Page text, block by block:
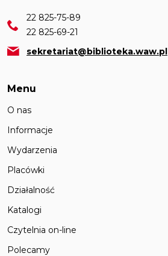
22 825-75-89
22 825-69-21
sekretariat@biblioteka.waw.pl
Menu
O nas
Informacje
Wydarzenia
Placówki
Działalność
Katalogi
Czytelnia on-line
Polecamy